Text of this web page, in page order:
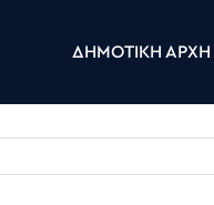
ΔΗΜΟΤΙΚΗ ΑΡΧΗ